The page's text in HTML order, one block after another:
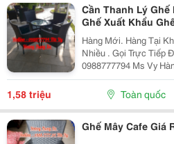
Cần Thanh Lý
Ghế Xuất Khẩu
Hàng Mới. Hàng Tại
Nhiều . Gọi Trực Tiếp
0988777794 Ms Vy Hàng Mới
Cuối Năm Giá Rẻ Số Lượng Nhiều Ưu Đãi Khách Lấy
Số Lượng Lớn Gọi
1,58 triệu Toàn quốc
Ghế Mây Cafe Giá